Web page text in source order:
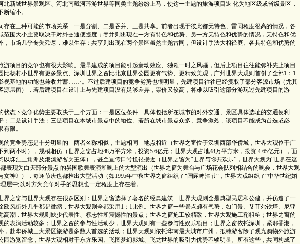
北新城世界景观区、河北南戴河环游世界等同类主题纷纷上马，使这一主题的旅游项目退 化为地区级或省级景区，
缩小。
存在三种可能的市场关系，一是分割、二是吞并、三是共享。前者出现于彼此都无特色、雷同程度很高的情况，各
范围大小主要取决于对外交通便捷度；吞并则出现在一方有特色和优势、另一方无特色和优势的情况，无特色和优
，市场几乎丧失殆尽，难以生存；共享则出现在两个景区虽然主题雷同，但设计手法大相径庭、各具特色和优势的
游项目的竞争也有很大影响。最早建成的项目能引起轰动效应、独领一时之风骚，但后上项目往往能弥补先上项目
比杨村小世界有更多景点、深圳世界之窗比北京世界公园更有气势、更精致美观，广州世界大观则首创了全部1：1
视基地的功能也兼收并蓄……·。不过后建项目的竞争劣势也很明显，先建项目往往已经攫取了部分客源市场（尤其
源层面），若后建项目在设计上与先建项目没有足够差异，票价又较高，将难以吸引这部分游玩过先建项目的游
状态下竞争优势主要取决于三个方面：一是区位条件，具体包括所在城市的对外交通、景区具体选址的交通便利
；二是设计手法；三是项目在本城市景点中的地位。若所在城市景点众多、竟争激烈，该项目不能成为首选或必
限。
的竞争势态是十分明显的：两者名称相似，主题相同，地点相近（世界之窗位于深圳西部华侨城，世界大观位于广
到两小时），规模相仿（世界之窗占地48万平方米，投资5.6亿元；世界大观占地48万平方米，投资 4.65亿元），面
以珠江三角洲及港澳游客为主体），甚至宣传口号也很接近（世界之窗为“世界与你共欢乐”，世界大观为“世界在这
表现为白天部分景点 的异国歌舞表演和晚上的大型演出（世界之窗为舞台与广场花会队列相结合的晚会，世界大观
女神》），每逢节庆也都推出大型活动（如1996年中秋世界之窗组织了“国际啤酒节”，世界大观组织了“中华世纪婚
层中;以对方为竞争对手的思想也一定程度上存在着。
界之窗与世界大观存在很多区别：世界之窗选择了著名的经典建筑，世界大观则全是典型民居和公建，并仿造了一
欧风街外几乎都是微缩，世界大观则全都采用1：1比例。世界之窗一些景点颇有气势，如门景、艾菲尔铁塔、尼亚
高潮，世界大规则缺少代表性、标志性和震憾性的景点；世界之窗施工较精致，世界大观施工稍粗糙；世界之窗的
的表演活动较多；世界之窗的参与性活动少，世界大观则有一些参与性娱乐项目；世界之窗依托深圳，紧邻香港，
，赴华侨城三大景区旅游是多数人首选的活动；世界大观则依托华南最大城市广州，抵穗游客除了观光购物外旅游
园游览留念，世界大观相对于东方乐园、飞图梦幻影城、飞龙世界的吸引力优势不够明显。所有这些，共同构成了